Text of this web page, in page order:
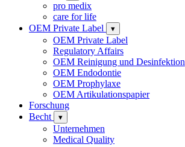
pro medix
care for life
OEM Private Label
▾
OEM Private Label
Regulatory Affairs
OEM Reinigung und Desinfektion
OEM Endodontie
OEM Prophylaxe
OEM Artikulationspapier
Forschung
Becht
▾
Unternehmen
Medical Quality